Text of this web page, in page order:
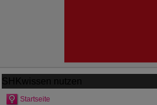
SHKwissen nutzen
Startseite